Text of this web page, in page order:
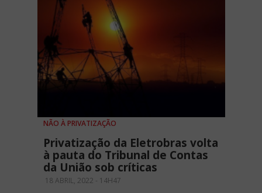
NÃO À PRIVATIZAÇÃO
Privatização da Eletrobras volta
à pauta do Tribunal de Contas
da União sob críticas
18 ABRIL, 2022 - 14H47